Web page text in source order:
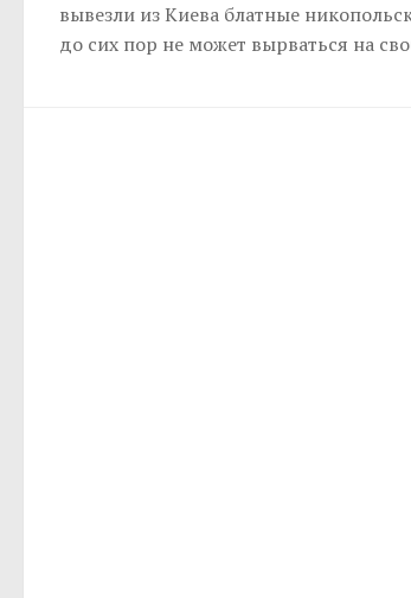
вывезли из Киева блатные
до сих пор не может вырваться на